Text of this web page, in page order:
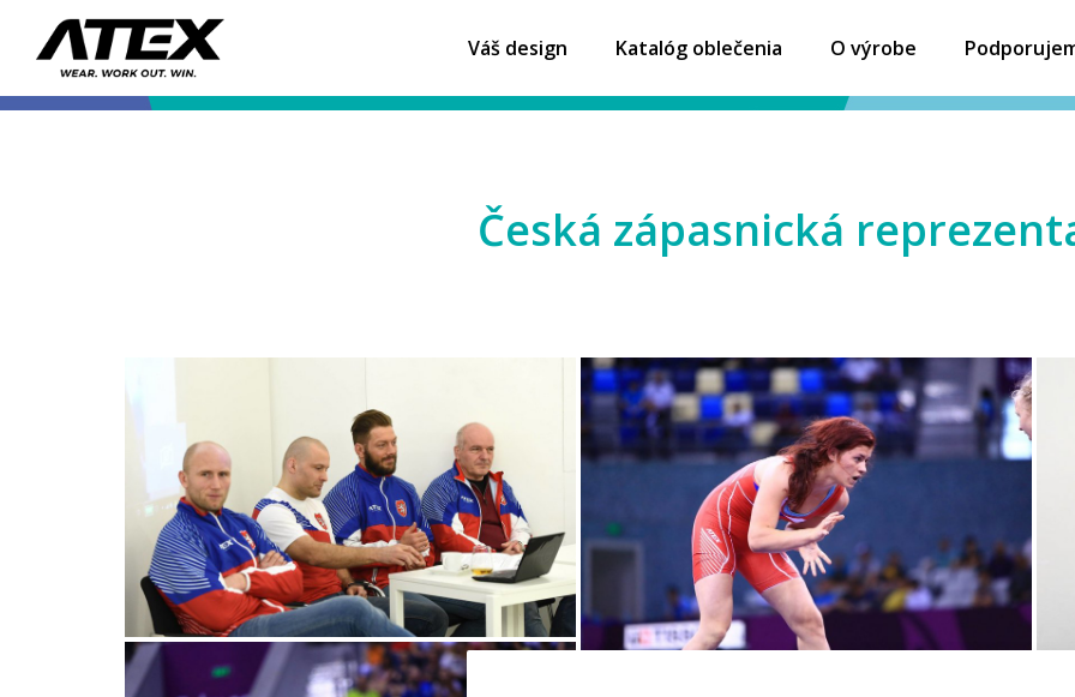
Váš design Katalóg oblečenia O výrobe
Česká zápasnická